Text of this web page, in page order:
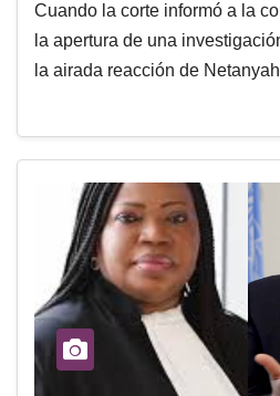
Cuando la corte informó a la
la apertura de una
la airada reacción de